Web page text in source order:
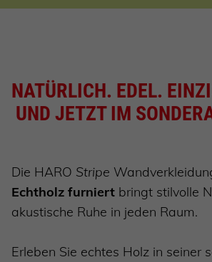
NATÜRLICH. EDEL.
UND JETZT IM
Die HARO Stripe
Echtholz furniert bringt stilvolle
akustische Ruhe in jeden Raum.
Erleben Sie echtes Holz in seiner